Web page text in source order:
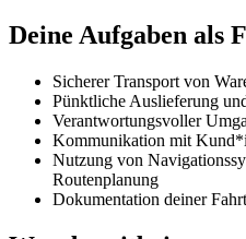
Deine Aufgaben als
Sicherer Transport von
Pünktliche Auslieferung
Verantwortungsvoller
Kommunikation mit
Nutzung von
Routenplanung
Dokumentation deiner